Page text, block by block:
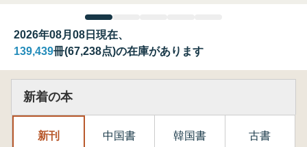
2026年08月08日現在、
139,439冊(67,238点)の在庫があります
新着の本
新刊 中国書 韓国書 古書